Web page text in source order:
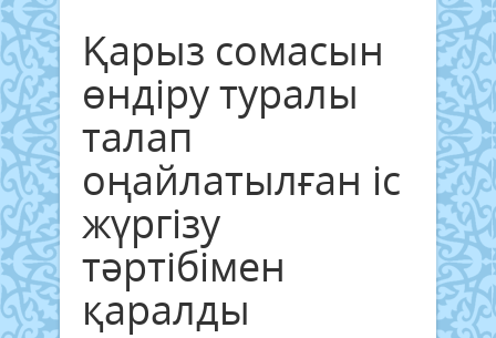
Қарыз сомасын
өндіру туралы
талап
оңайлатылған іс
жүргізу
тәртібімен
қаралды